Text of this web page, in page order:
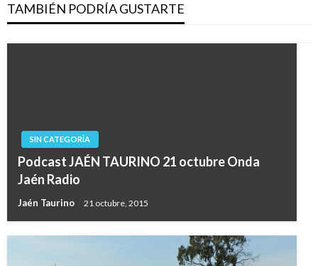
TAMBIÉN PODRÍA GUSTARTE
SIN CATEGORÍA
Podcast JAÉN TAURINO 21 octubre Onda
Jaén Radio
Jaén Taurino 21 octubre, 2015